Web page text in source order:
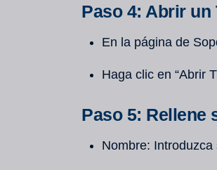
Paso 4: Abrir
En la página de
Haga clic en “Abrir
Paso 5: Rellene
Nombre: